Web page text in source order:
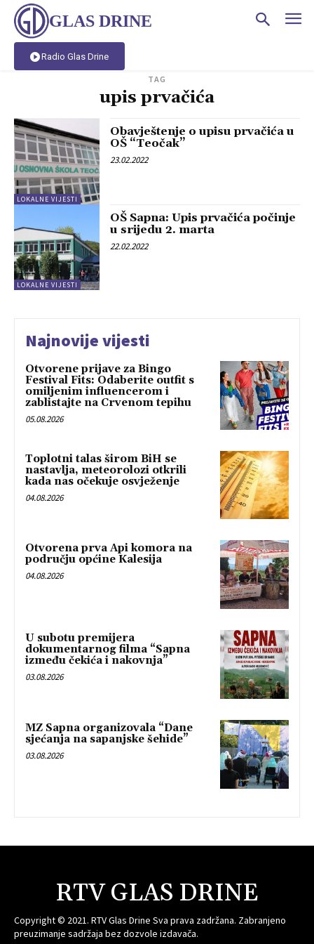
GLAS DRINE
Radio Glas Drine
TAG
upis prvačića
LOKALNE VIJESTI
Obavještenje o upisu prvačića u
OŠ “Teočak”
23.02.2022
LOKALNE VIJESTI
OŠ Sapna: Upis prvačića počinje
u srijedu 2. marta
22.02.2022
Najnovije vijesti
Otvorene prijave za Bingo
Festival Fits: Odaberite outfit s
omiljenim influencerom i
zablistajte na Crvenom tepihu
05.08.2026
Toplotni talas širom BiH se
nastavlja, meteorolozi otkrili
kada nas očekuje osvježenje
04.08.2026
Otvorena prva Api komora na
području općine Kalesija
04.08.2026
U subotu premijera
dokumentarnog filma “Sapna
između čekića i nakovnja”
03.08.2026
MZ Sapna organizovala “Dane
sjećanja na sapanjske šehide”
03.08.2026
RTV GLAS DRINE
Copyright © 2021. RTV Glas Drine Sva prava zadržana. Zabranjeno
preuzimanje sadržaja bez dozvole izdavača.